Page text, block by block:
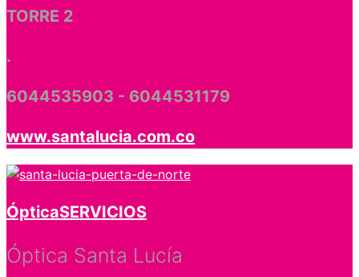
TORRE 2
.
6044535903 - 6044531179
www.santalucia.com.co
ÓpticaSERVICIOS
Óptica Santa Lucía